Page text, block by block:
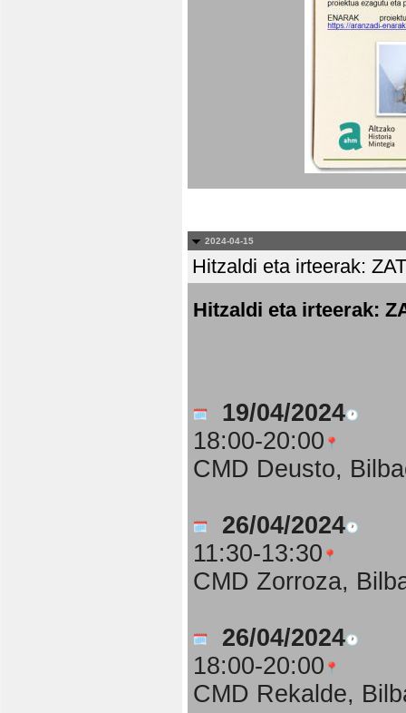
2024-04-15
Hitzaldi eta irteerak:
Hitzaldi eta irteerak:
19/04/2024
18:00-20:00
CMD Deusto,
26/04/2024
11:30-13:30
CMD Zorroza,
26/04/2024
18:00-20:00
CMD Rekalde,